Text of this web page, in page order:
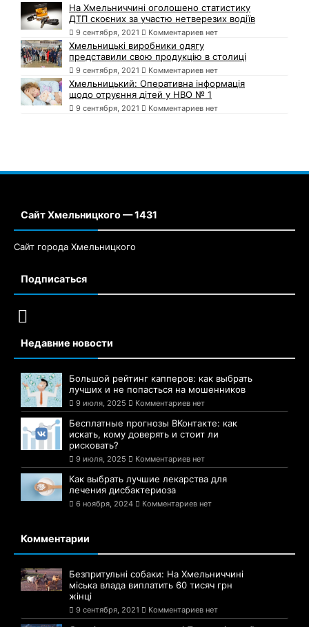
На Хмельниччині оголошено статистику
ДТП скоєних за участю нетверезих водіїв
9 сентября, 2021 Комментариев нет
Хмельницькі виробники одягу
представили свою продукцію в столиці
9 сентября, 2021 Комментариев нет
Хмельницький: Оперативна інформація
щодо отруєння дітей у НВО № 1
9 сентября, 2021 Комментариев нет
Сайт Хмельницкого — 1431
Сайт города Хмельницкого
Подписаться
Недавние новости
Большой рейтинг капперов: как выбрать
лучших и не попасться на мошенников
9 июля, 2025 Комментариев нет
Бесплатные прогнозы ВКонтакте: как
искать, кому доверять и стоит ли
рисковать?
9 июля, 2025 Комментариев нет
Как выбрать лучшие лекарства для
лечения дисбактериоза
6 ноября, 2024 Комментариев нет
Комментарии
Безпритульні собаки: На Хмельниччині
міська влада виплатить 60 тисяч грн
жінці
9 сентября, 2021 Комментариев нет